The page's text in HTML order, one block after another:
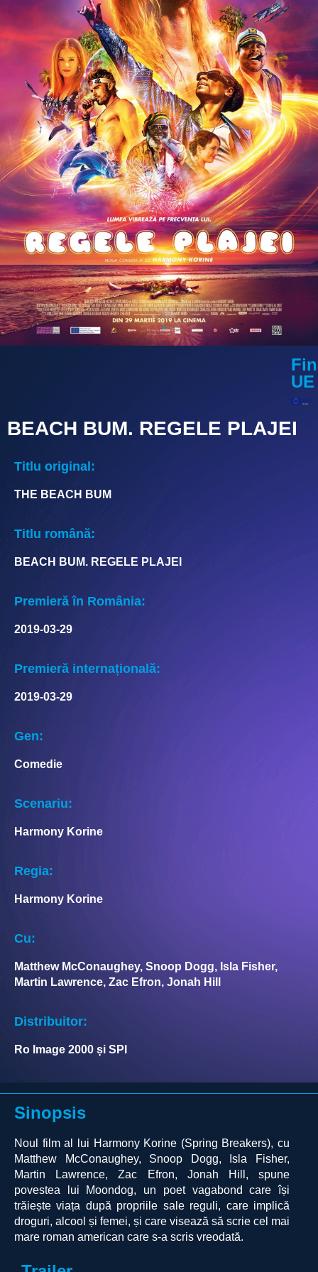
UE
BEACH BUM. REGELE PLAJEI
Titlu original:
THE BEACH BUM
Titlu română:
BEACH BUM. REGELE PLAJEI
Premieră în România:
2019-03-29
Premieră internațională:
2019-03-29
Gen:
Comedie
Scenariu:
Harmony Korine
Regia:
Harmony Korine
Cu:
Matthew McConaughey, Snoop Dogg, Isla Fisher,
Martin Lawrence, Zac Efron, Jonah Hill
Distribuitor:
Ro Image 2000 și SPI
Sinopsis
Noul film al lui Harmony Korine (Spring Breakers), cu
Matthew McConaughey, Snoop Dogg, Isla Fisher,
Martin Lawrence, Zac Efron, Jonah Hill, spune
povestea lui Moondog, un poet vagabond care își
trăiește viața după propriile sale reguli, care implică
droguri, alcool și femei, și care visează să scrie cel mai
mare roman american care s-a scris vreodată.